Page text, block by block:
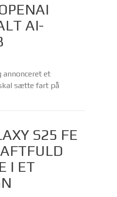
AI-
annonceret et
sætte fart på
S25 FE
I ET